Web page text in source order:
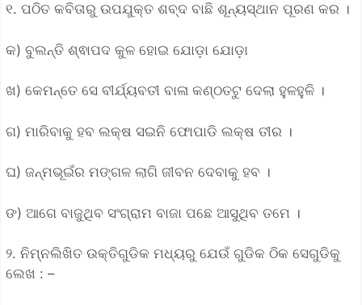
୧. ପଠିତ କବିତାରୁ ଉପଯୁକ୍ତ ଶବ୍ଦ ବାଛି ଶୂନ୍ୟସ୍ଥାନ ପୂରଣ କର ।
କ) ବୁଲନ୍ତି ଶ୍ଵାପଦ କୁଳ ହୋଇ ଯୋଡ଼ା ଯୋଡ଼ା
ଖ) କେମନ୍ତେ ସେ ବୀର୍ଯ୍ୟବତୀ ବାଳା କଣ୍ଠତଟୁ ଦେଲା ହୁଳହୁଳି ।
ଗ) ମାରିବାକୁ ହବ ଲକ୍ଷ ସଇନି ଫୋପାଡି ଲକ୍ଷ ତୀର ।
ଘ) ଜନ୍ମଭୂଇଁର ମଙ୍ଗଳ ଲାଗି ଜୀବନ ଦେବାକୁ ହବ ।
ଙ) ଆଗେ ବାଜୁଥିବ ସଂଗ୍ରାମ ବାଜା ପଛେ ଆସୁଥିବ ତମେ ।
୨. ନିମ୍ନଲିଖିତ ଉକ୍ତିଗୁଡିକ ମଧ୍ୟରୁ ଯେଉଁ ଗୁଡିକ ଠିକ ସେଗୁଡିକୁ
ଲେଖ : –